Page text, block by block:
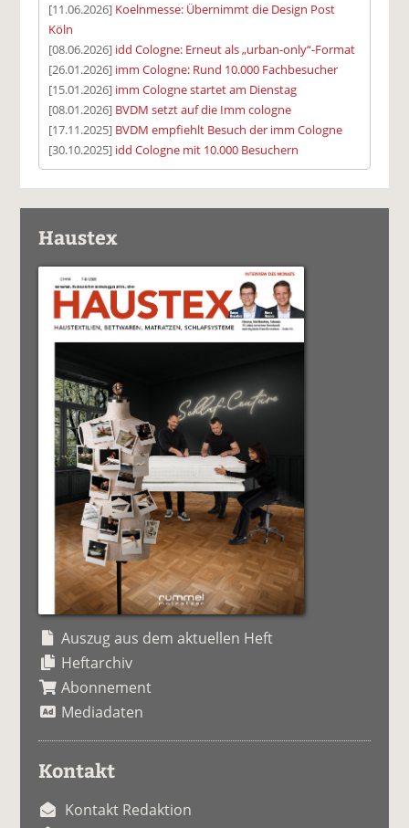
[11.06.2026] Koelnmesse: Übernimmt die Design Post
Köln
[08.06.2026] idd Cologne: Erneut als „urban-only“-Format
[26.01.2026] imm Cologne: Rund 10.000 Fachbesucher
[15.01.2026] imm Cologne startet am Dienstag
[08.01.2026] BVDM setzt auf die Imm cologne
[17.11.2025] BVDM empfiehlt Besuch der imm Cologne
[30.10.2025] idd Cologne mit 10.000 Besuchern
Haustex
Auszug aus dem aktuellen Heft
Heftarchiv
Abonnement
Mediadaten
Kontakt
Kontakt Redaktion